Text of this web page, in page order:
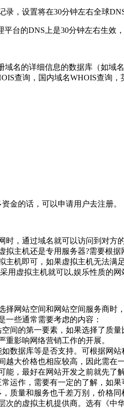
，设置将在30分钟左右全球
台的DNS上是30分钟左右生效
名的详细信息的数据库（如
查询，国内域名WHOIS查询
金的话，可以申请用户去注册。
，通过域名就可以访问到对方
主机还是专用服务器?需要根
机即可，如果虚拟主机无法
用虚拟主机就可以,娱乐性质的
择网站空间和网站空间服务商
一些通常需要考虑的内容：
间的第一要素，如果选择了
影响网络营销工作的开展。
数据库等是否支持。可根据
大价格也相应较高，因此需
，最好在网站开发之前就先了
运作，需要有一定的了解，如
质量和服务也千差万别，价
的虚拟主机提供商。选有《中